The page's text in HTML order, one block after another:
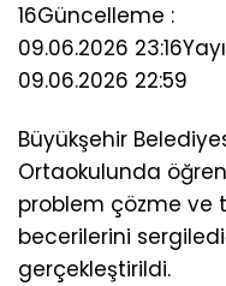
16Güncelleme :
09.06.2026 23:16
09.06.2026 22:59
Büyükşehir
Ortaokulunda
problem çözme ve
becerilerini
gerçekleştirildi.